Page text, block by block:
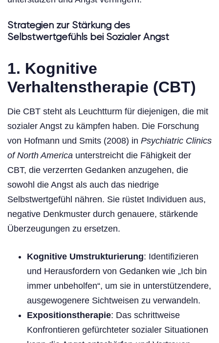
Strategien zur Stärkung des
Selbstwertgefühls bei Sozialer Angst
1. Kognitive
Verhaltenstherapie (CBT)
Die CBT steht als Leuchtturm für diejenigen, die mit
sozialer Angst zu kämpfen haben. Die Forschung
von Hofmann und Smits (2008) in Psychiatric Clinics
of North America unterstreicht die Fähigkeit der
CBT, die verzerrten Gedanken anzugehen, die
sowohl die Angst als auch das niedrige
Selbstwertgefühl nähren. Sie rüstet Individuen aus,
negative Denkmuster durch genauere, stärkende
Überzeugungen zu ersetzen.
Kognitive Umstrukturierung: Identifizieren
und Herausfordern von Gedanken wie „Ich bin
immer unbeholfen“, um sie in unterstützendere,
ausgewogenere Sichtweisen zu verwandeln.
Expositionstherapie: Das schrittweise
Konfrontieren gefürchteter sozialer Situationen